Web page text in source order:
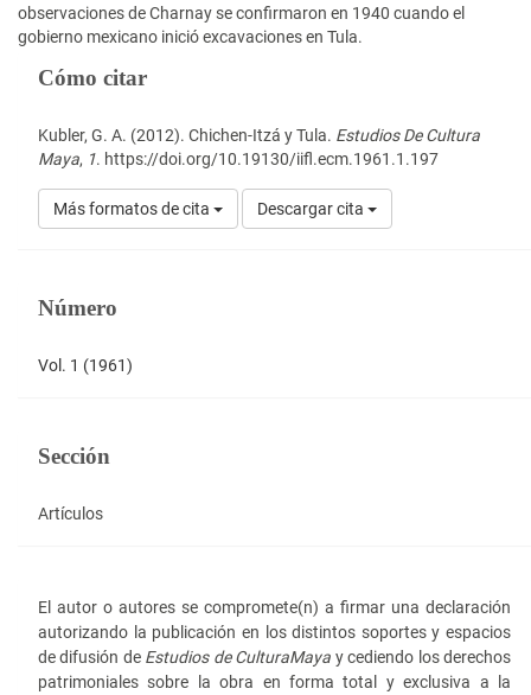
observaciones de Charnay se confirmaron en 1940 cuando el
gobierno mexicano inició excavaciones en Tula.
Detalles
artículo
Cómo citar
Kubler, G. A. (2012). Chichen-Itzá y Tula. Estudios De Cultura
Maya, 1. https://doi.org/10.19130/iifl.ecm.1961.1.197
Más formatos de cita Descargar cita
Número
Vol. 1 (1961)
Sección
Artículos
El autor o autores se compromete(n) a firmar una declaración
autorizando la publicación en los distintos soportes y espacios
de difusión de Estudios de CulturaMaya y cediendo los derechos
patrimoniales sobre la obra en forma total y exclusiva a la